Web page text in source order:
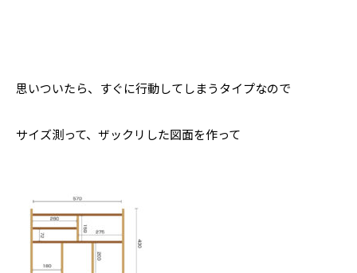
思いついたら、すぐに行動してしまうタイプなので
サイズ測って、ザックリした図面を作って